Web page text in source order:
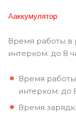
Ааккумулятор
Время работы в
интерком: до 8
Время
интерком: до
Время